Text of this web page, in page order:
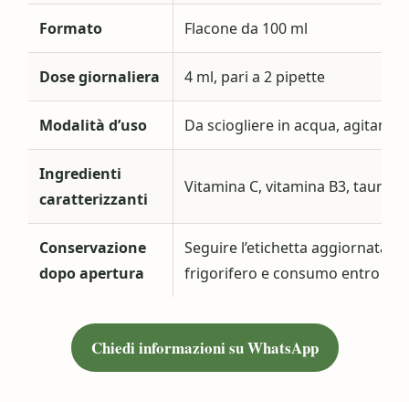
Formato Flacone da 100 ml
Dose giornaliera 4 ml, pari a 2 pipette
Modalità d’uso Da sciogliere in acqua,
Ingredienti
caratterizzanti
Vitamina C, vitamina B3,
Conservazione
dopo apertura
Seguire l’etichetta aggiornata;
frigorifero e consumo entro 30
Chiedi informazioni su WhatsApp